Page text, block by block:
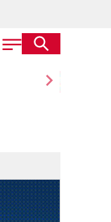
chevron_right